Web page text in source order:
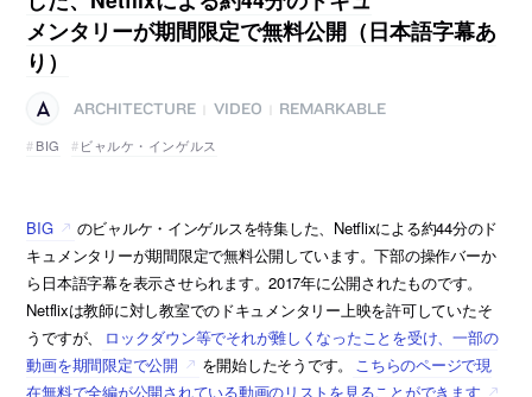
メンタリーが期間限定で無料公開（日本語字幕あ
り）
ARCHITECTURE VIDEO
REMARKABLE
BIG
ビャルケ・インゲルス
BIG
のビャルケ・インゲルスを特集した、Netflixによる約44分のド
キュメンタリーが期間限定で無料公開しています。下部の操作バーか
ら日本語字幕を表示させられます。2017年に公開されたものです。
Netflixは教師に対し教室でのドキュメンタリー上映を許可していたそ
うですが、
ロックダウン等でそれが難しくなったことを受け、一部の
動画を期間限定で公開
を開始したそうです。
こちらのページで現
在無料で全編が公開されている動画のリストを見ることができます